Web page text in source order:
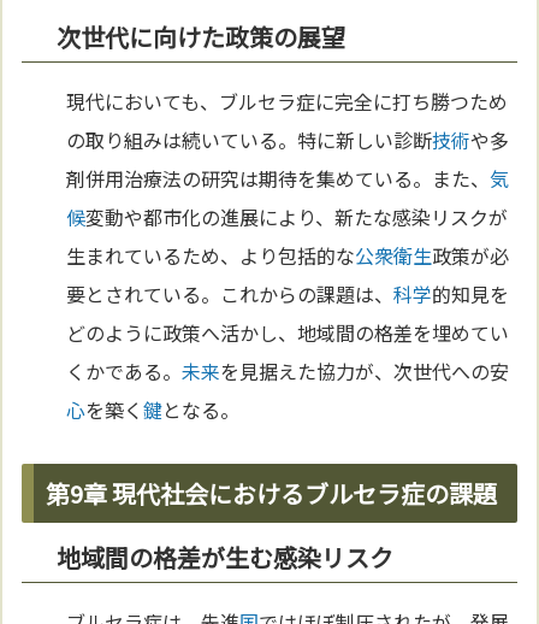
次世代に向けた政策の展望
現代においても、ブルセラ症に完全に打ち勝つため
の取り組みは続いている。特に新しい診断技術や多
剤併用治療法の研究は期待を集めている。また、気
候変動や都市化の進展により、新たな感染リスクが
生まれているため、より包括的な公衆衛生政策が必
要とされている。これからの課題は、科学的知見を
どのように政策へ活かし、地域間の格差を埋めてい
くかである。未来を見据えた協力が、次世代への安
心を築く鍵となる。
第9章 現代社会におけるブルセラ症の課題
地域間の格差が生む感染リスク